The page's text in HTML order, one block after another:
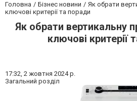
Головна Бізнес новини
Як обрати
ключові критерії та поради
Як обрати вертикальну
ключові критерії
17:32, 2 жовтня 2024 р.
Загальний розділ